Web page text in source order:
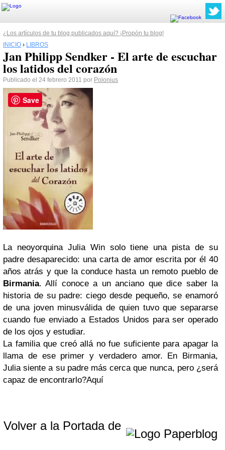
¿Los artículos de tu blog publicados aquí? ¡Propón tu blog!
INICIO › LIBROS
Jan Philipp Sendker - El arte de escuchar
los latidos del corazón
Publicado el 24 febrero 2011 por Polonius
La neoyorquina Julia Win solo tiene una pista de su
padre desaparecido: una carta de amor escrita por él 40
años atrás y que la conduce hasta un remoto pueblo de
Birmania. Allí conoce a un anciano que dice saber la
historia de su padre: ciego desde pequeño, se enamoró
de una joven minusválida de quien tuvo que separarse
cuando fue enviado a Estados Unidos para ser operado
de los ojos y estudiar.
La familia que creó allá no fue suficiente para apagar la
llama de ese primer y verdadero amor. En Birmania,
Julia siente a su padre más cerca que nunca, pero ¿será
capaz de encontrarlo?Aquí
Volver a la Portada de
Save